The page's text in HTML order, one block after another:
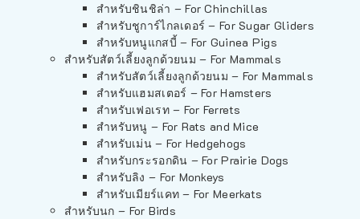
สำหรับชินชิล่า – For Chinchillas
สำหรับชูการ์ไกลเดอร์ – For Sugar Gliders
สำหรับหนูแกสบี้ – For Guinea Pigs
สำหรับสัตว์เลี้ยงลูกด้วยนม – For Mammals
สำหรับสัตว์เลี้ยงลูกด้วยนม – For Mammals
สำหรับแฮมสเตอร์ – For Hamsters
สำหรับเฟอเรท – For Ferrets
สำหรับหนู – For Rats and Mice
สำหรับเม่น – For Hedgehogs
สำหรับกระรอกดิน – For Prairie Dogs
สำหรับลิง – For Monkeys
สำหรับเมียร์แคท – For Meerkats
สำหรับนก – For Birds